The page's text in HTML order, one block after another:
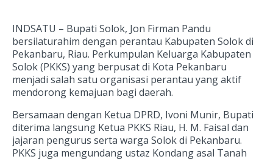
INDSATU – Bupati Solok, Jon Firman Pandu
bersilaturahim dengan perantau Kabupaten Solok di
Pekanbaru, Riau. Perkumpulan Keluarga Kabupaten
Solok (PKKS) yang berpusat di Kota Pekanbaru
menjadi salah satu organisasi perantau yang aktif
mendorong kemajuan bagi daerah.
Bersamaan dengan Ketua DPRD, Ivoni Munir, Bupati
diterima langsung Ketua PKKS Riau, H. M. Faisal dan
jajaran pengurus serta warga Solok di Pekanbaru.
PKKS juga mengundang ustaz Kondang asal Tanah